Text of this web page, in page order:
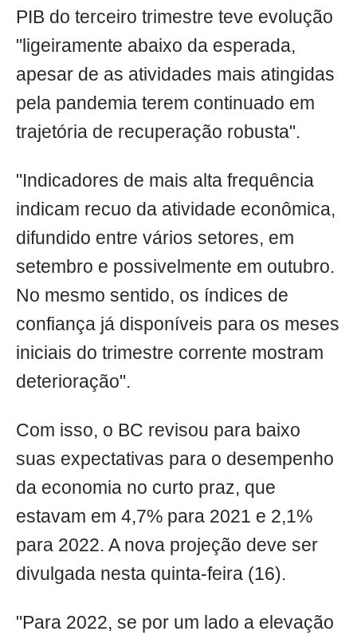
PIB do terceiro trimestre teve evolução
"ligeiramente abaixo da esperada,
apesar de as atividades mais atingidas
pela pandemia terem continuado em
trajetória de recuperação robusta".
"Indicadores de mais alta frequência
indicam recuo da atividade econômica,
difundido entre vários setores, em
setembro e possivelmente em outubro.
No mesmo sentido, os índices de
confiança já disponíveis para os meses
iniciais do trimestre corrente mostram
deterioração".
Com isso, o BC revisou para baixo
suas expectativas para o desempenho
da economia no curto praz, que
estavam em 4,7% para 2021 e 2,1%
para 2022. A nova projeção deve ser
divulgada nesta quinta-feira (16).
"Para 2022, se por um lado a elevação